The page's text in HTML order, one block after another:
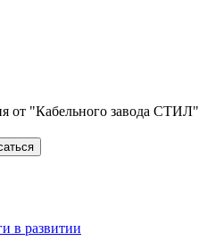
от "Кабельного завода СТИЛ"
в развитии